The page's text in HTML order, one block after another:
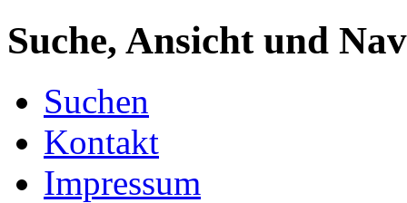
Suche, Ansicht und
Suchen
Kontakt
Impressum